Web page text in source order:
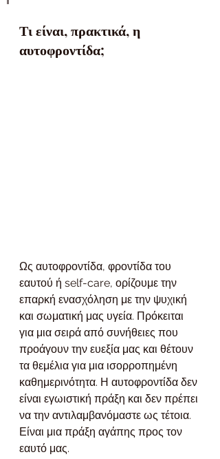
Τι είναι, πρακτικά, η
αυτοφροντίδα;
Ως αυτοφροντίδα, φροντίδα του
εαυτού ή self-care, ορίζουμε την
επαρκή ενασχόληση με την ψυχική
και σωματική μας υγεία. Πρόκειται
για μια σειρά από συνήθειες που
προάγουν την ευεξία μας και θέτουν
τα θεμέλια για μια ισορροπημένη
καθημερινότητα. Η αυτοφροντίδα δεν
είναι εγωιστική πράξη και δεν πρέπει
να την αντιλαμβανόμαστε ως τέτοια.
Είναι μια πράξη αγάπης προς τον
εαυτό μας.